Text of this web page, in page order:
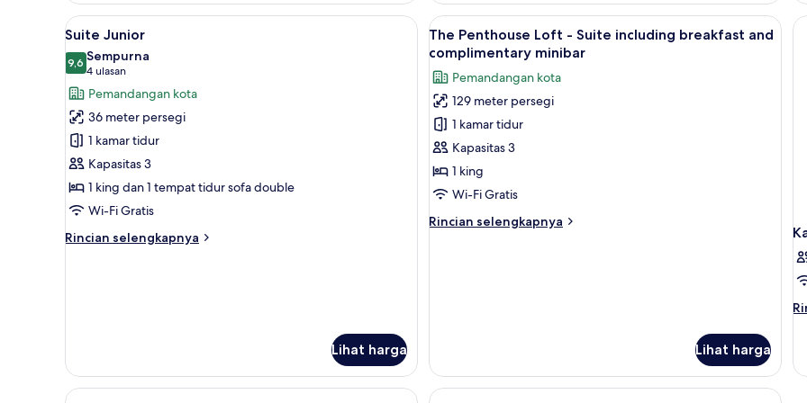
Superior
Double
Junior,
1
Tempat
Tidur
King,
pemandangan
kota,
sudut
Lihat
semua
foto
untuk
Suite
Junior
7
Suite Junior
9,69,6 dari 10
Sempurna
4 ulasan
(4
ulasan)
Pemandangan kota
36 meter persegi
1 kamar tidur
Kapasitas 3
1 king dan 1 tempat tidur sofa double
Wi-Fi Gratis
Rincian selengkapnya
Rincian
Lihat harga
Lihat
semua
foto
untuk
The
Penthouse
Loft
-
Suite
breakfast
The Penthouse Loft - Suite
15
The Penthouse Loft - Suite including breakfast and
complimentary minibar
Pemandangan kota
129 meter persegi
1 kamar tidur
Kapasitas 3
1 king
Wi-Fi Gratis
Rincian selengkapnya
Rincian
including
breakfast
and
Lihat harga